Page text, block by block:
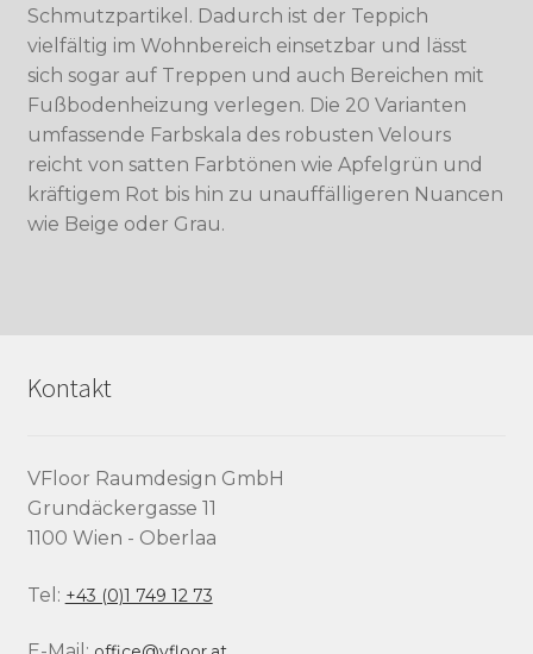
Schmutzpartikel. Dadurch ist der Teppich
vielfältig im Wohnbereich einsetzbar und lässt
sich sogar auf Treppen und auch Bereichen mit
Fußbodenheizung verlegen. Die 20 Varianten
umfassende Farbskala des robusten Velours
reicht von satten Farbtönen wie Apfelgrün und
kräftigem Rot bis hin zu unauffälligeren Nuancen
wie Beige oder Grau.
Kontakt
VFloor Raumdesign GmbH
Grundäckergasse 11
1100 Wien - Oberlaa
Tel: +43 (0)1 749 12 73